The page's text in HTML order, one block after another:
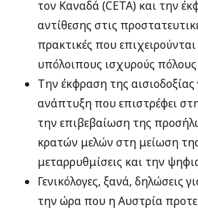
τον Καναδά (CETA) και την
αντίθεσης στις
πρακτικές που
υπόλοιπους ισχυρούς
Την έκφραση της αισιοδοξίας
ανάπτυξη που επιστρέφει
την επιβεβαίωση της
κρατών μελών στη μείωση της
μεταρρυθμίσεις και την
Γενικόλογες, ξανά, δηλώσεις
την ώρα που η Αυστρία